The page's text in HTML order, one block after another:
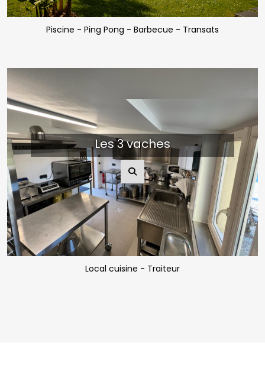
Piscine - Ping Pong - Barbecue - Transats
Les 3 vaches
Local cuisine - Traiteur